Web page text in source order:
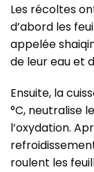
Les récoltes
d’abord les
appelée
de leur eau et
Ensuite, la
°C, neutralise
l’oxydation.
roulent les